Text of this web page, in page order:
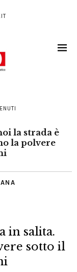
la strada è
la polvere
in salita.
sotto il